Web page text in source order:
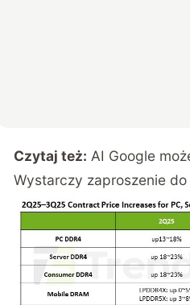
Czytaj też: AI Google
Wystarczy zaproszenie